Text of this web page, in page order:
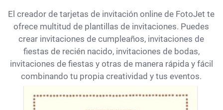
El creador de tarjetas de invitación online de FotoJet te
ofrece multitud de plantillas de invitaciones. Puedes
crear invitaciones de cumpleaños, invitaciones de
fiestas de recién nacido, invitaciones de bodas,
invitaciones de fiestas y otras de manera rápida y fácil
combinando tu propia creatividad y tus eventos.